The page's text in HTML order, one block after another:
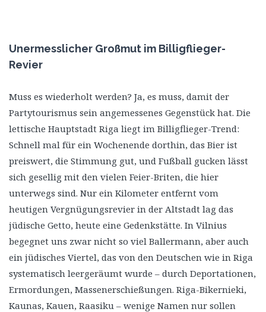
Unermesslicher Großmut im Billigflieger-
Revier
Muss es wiederholt werden? Ja, es muss, damit der
Partytourismus sein angemessenes Gegenstück hat. Die
lettische Hauptstadt Riga liegt im Billigflieger-Trend:
Schnell mal für ein Wochenende dorthin, das Bier ist
preiswert, die Stimmung gut, und Fußball gucken lässt
sich gesellig mit den vielen Feier-Briten, die hier
unterwegs sind. Nur ein Kilometer entfernt vom
heutigen Vergnügungsrevier in der Altstadt lag das
jüdische Getto, heute eine Gedenkstätte. In Vilnius
begegnet uns zwar nicht so viel Ballermann, aber auch
ein jüdisches Viertel, das von den Deutschen wie in Riga
systematisch leergeräumt wurde – durch Deportationen,
Ermordungen, Massenerschießungen. Riga-Bikernieki,
Kaunas, Kauen, Raasiku – wenige Namen nur sollen